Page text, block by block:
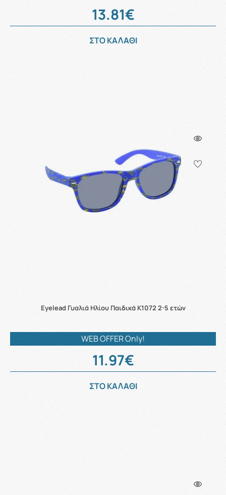
13.81€
ΣΤΟ ΚΑΛΑΘΙ
Eyelead Γυαλιά Ηλίου Παιδικά K1072 2-5 ετών
WEB OFFER Only!
11.97€
ΣΤΟ ΚΑΛΑΘΙ